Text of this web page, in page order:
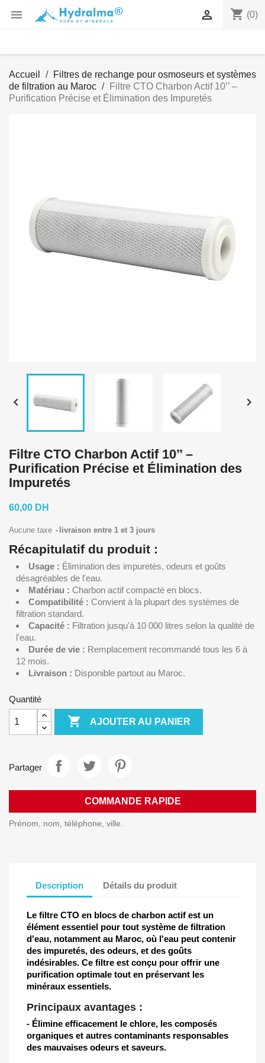
 shopping_cart (0)

Accueil
Filtres de rechange pour osmoseurs et systèmes
de filtration au Maroc
Filtre CTO Charbon Actif 10’’ –
Purification Précise et Élimination des Impuretés
 
Filtre CTO Charbon Actif 10’’ –
Purification Précise et Élimination des
Impuretés
60,00 DH
Aucune taxe livraison entre 1 et 3 jours
Récapitulatif du produit :
Usage : Élimination des impuretés, odeurs et goûts
désagréables de l'eau.
Matériau : Charbon actif compacté en blocs.
Compatibilité : Convient à la plupart des systèmes de
filtration standard.
Capacité : Filtration jusqu'à 10 000 litres selon la qualité de
l'eau.
Durée de vie : Remplacement recommandé tous les 6 à
12 mois.
Livraison : Disponible partout au Maroc.
Quantité
 AJOUTER AU PANIER
Partager
COMMANDE RAPIDE
Prénom, nom, téléphone, ville.
Description Détails du produit
Le filtre CTO en blocs de charbon actif est un
élément essentiel pour tout système de filtration
d'eau, notamment au Maroc, où l'eau peut contenir
des impuretés, des odeurs, et des goûts
indésirables. Ce filtre est conçu pour offrir une
purification optimale tout en préservant les
minéraux essentiels.
Principaux avantages :
- Élimine efficacement le chlore, les composés
organiques et autres contaminants responsables
des mauvaises odeurs et saveurs.